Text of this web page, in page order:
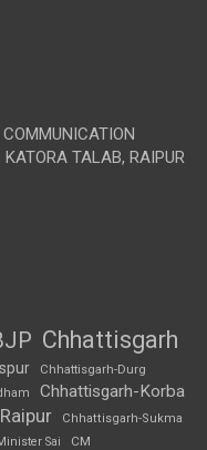
TALAB, RAIPUR
Chhattisgarh
Chhattisgarh-Durg
Chhattisgarh-Korba
Chhattisgarh-Sukma
Sai CM